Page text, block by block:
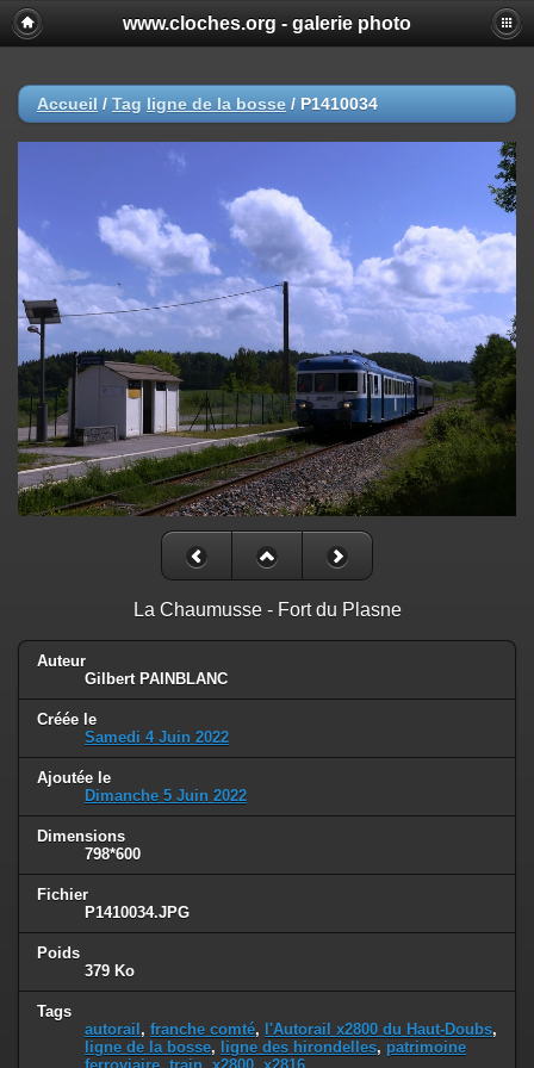
www.cloches.org - galerie photo
Accueil / Tag ligne de la bosse / P1410034
La Chaumusse - Fort du Plasne
Auteur
Gilbert PAINBLANC
Créée le
Samedi 4 Juin 2022
Ajoutée le
Dimanche 5 Juin 2022
Dimensions
798*600
Fichier
P1410034.JPG
Poids
379 Ko
Tags
autorail , franche comté, l'Autorail x2800 du Haut-Doubs,
ligne de la bosse, ligne des hirondelles, patrimoine